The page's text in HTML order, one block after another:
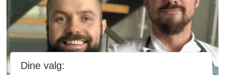
Dine valg: